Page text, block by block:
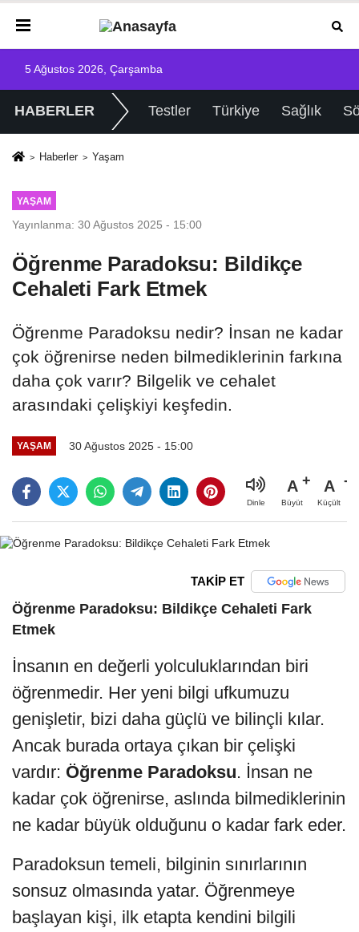
5 Ağustos 2026, Çarşamba
HABERLER Testler Türkiye Sağlık
Haberler Yaşam
YAŞAM
Yayınlanma: 30 Ağustos 2025 - 15:00
Öğrenme Paradoksu: Bildikçe
Cehaleti Fark Etmek
Öğrenme Paradoksu nedir? İnsan ne kadar
çok öğrenirse neden bilmediklerinin farkına
daha çok varır? Bilgelik ve cehalet
arasındaki çelişkiyi keşfedin.
YAŞAM 30 Ağustos 2025 - 15:00
Dinle
A
Büyüt
A
Küçült
TAKİP ET
Öğrenme Paradoksu: Bildikçe Cehaleti Fark
Etmek
İnsanın en değerli yolculuklarından biri
öğrenmedir. Her yeni bilgi ufkumuzu
genişletir, bizi daha güçlü ve bilinçli kılar.
Ancak burada ortaya çıkan bir çelişki
vardır: Öğrenme Paradoksu. İnsan ne
kadar çok öğrenirse, aslında bilmediklerinin
ne kadar büyük olduğunu o kadar fark eder.
Paradoksun temeli, bilginin sınırlarının
sonsuz olmasında yatar. Öğrenmeye
başlayan kişi, ilk etapta kendini bilgili